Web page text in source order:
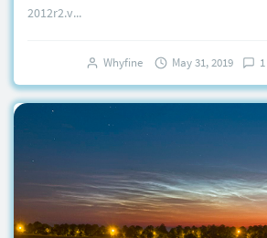
2012r2.v...
Whyfine May 31, 2019